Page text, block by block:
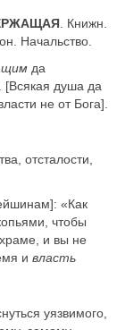
. Книжн.
Начальство.
да
[Всякая душа да
не от Бога].
отсталости,
«Как
чтобы
и вы не
и власть
уязвимого,